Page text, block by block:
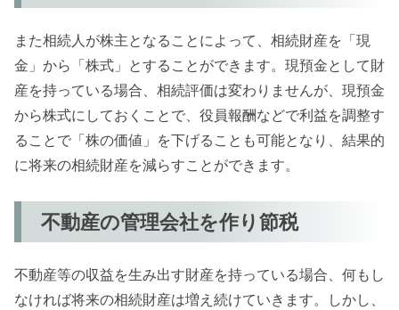
また相続人が株主となることによって、相続財産を「現
金」から「株式」とすることができます。現預金として財
産を持っている場合、相続評価は変わりませんが、現預金
から株式にしておくことで、役員報酬などで利益を調整す
ることで「株の価値」を下げることも可能となり、結果的
に将来の相続財産を減らすことができます。
不動産の管理会社を作り節税
不動産等の収益を生み出す財産を持っている場合、何もし
なければ将来の相続財産は増え続けていきます。しかし、